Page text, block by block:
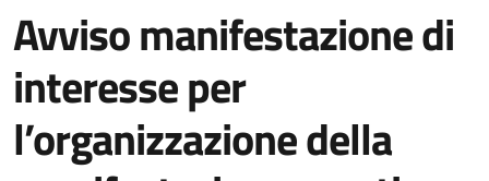
Avviso manifestazione di
interesse per
l’organizzazione della